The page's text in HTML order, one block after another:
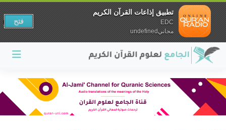
تطبيق إذاعات القرآن الكريم
EDC
مجانيundefined
فتح